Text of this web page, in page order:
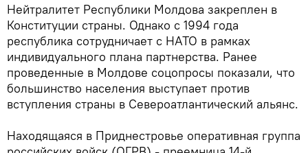
Нейтралитет Республики Молдова закреплен в
Конституции страны. Однако с 1994 года
республика сотрудничает с НАТО в рамках
индивидуального плана партнерства. Ранее
проведенные в Молдове соцопросы показали, что
большинство населения выступает против
вступления страны в Североатлантический альянс.
Находящаяся в Приднестровье оперативная группа